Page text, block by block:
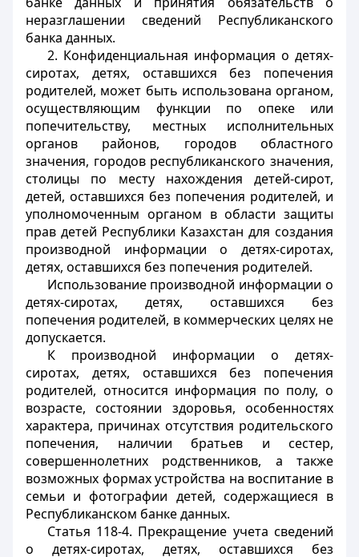
неразглашении сведений Республиканского
банка данных.
2. Конфиденциальная информация о детях-
сиротах, детях, оставшихся без попечения
родителей, может быть использована органом,
осуществляющим функции по опеке или
попечительству, местных исполнительных
органов районов, городов областного
значения, городов республиканского значения,
столицы по месту нахождения детей-сирот,
детей, оставшихся без попечения родителей, и
уполномоченным органом в области защиты
прав детей Республики Казахстан для создания
производной информации о детях-сиротах,
детях, оставшихся без попечения родителей.
Использование производной информации о
детях-сиротах, детях, оставшихся без
попечения родителей, в коммерческих целях не
допускается.
К производной информации о детях-
сиротах, детях, оставшихся без попечения
родителей, относится информация по полу, о
возрасте, состоянии здоровья, особенностях
характера, причинах отсутствия родительского
попечения, наличии братьев и сестер,
совершеннолетних родственников, а также
возможных формах устройства на воспитание в
семьи и фотографии детей, содержащиеся в
Республиканском банке данных.
Статья 118-4. Прекращение учета сведений
о детях-сиротах, детях, оставшихся без